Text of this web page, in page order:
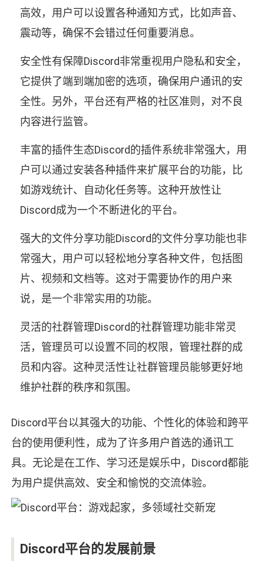
高效，用户可以设置各种通知方式，比如声音、
震动等，确保不会错过任何重要消息。
安全性有保障Discord非常重视用户隐私和安全，
它提供了端到端加密的选项，确保用户通讯的安
全性。另外，平台还有严格的社区准则，对不良
内容进行监管。
丰富的插件生态Discord的插件系统非常强大，用
户可以通过安装各种插件来扩展平台的功能，比
如游戏统计、自动化任务等。这种开放性让
Discord成为一个不断进化的平台。
强大的文件分享功能Discord的文件分享功能也非
常强大，用户可以轻松地分享各种文件，包括图
片、视频和文档等。这对于需要协作的用户来
说，是一个非常实用的功能。
灵活的社群管理Discord的社群管理功能非常灵
活，管理员可以设置不同的权限，管理社群的成
员和内容。这种灵活性让社群管理员能够更好地
维护社群的秩序和氛围。
Discord平台以其强大的功能、个性化的体验和跨平
台的使用便利性，成为了许多用户首选的通讯工
具。无论是在工作、学习还是娱乐中，Discord都能
为用户提供高效、安全和愉悦的交流体验。
Discord平台的发展前景